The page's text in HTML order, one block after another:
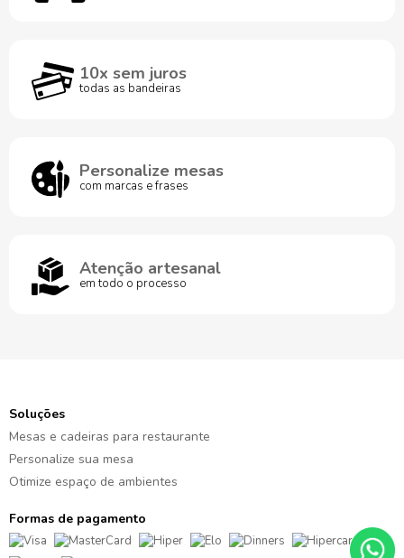
10x sem juros
todas as bandeiras
Personalize mesas
com marcas e frases
Atenção artesanal
em todo o processo
Soluções
Mesas e cadeiras para restaurante
Personalize sua mesa
Otimize espaço de ambientes
Formas de pagamento